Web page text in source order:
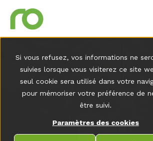
Si vous refusez, vos informations ne
suivies lorsque vous visiterez ce site
seul cookie sera utilisé dans votre
pour mémoriser votre préférence de
être suivi.
Paramètres des cookies